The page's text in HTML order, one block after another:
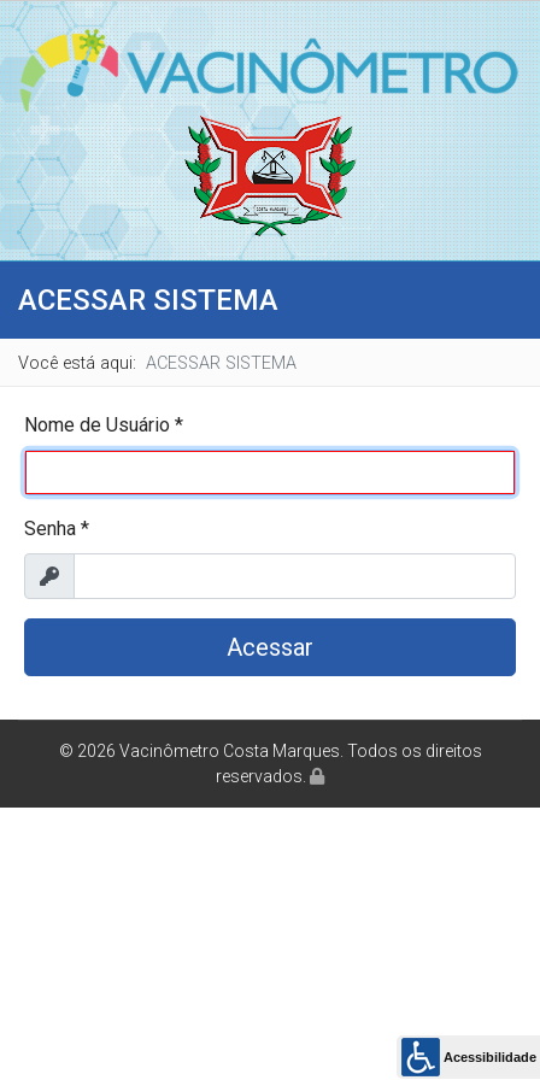
ACESSAR SISTEMA
Você está aqui: ACESSAR SISTEMA
Nome de Usuário *
Senha *
Exibir
Acessar
© 2026 Vacinômetro Costa Marques. Todos os direitos
reservados.